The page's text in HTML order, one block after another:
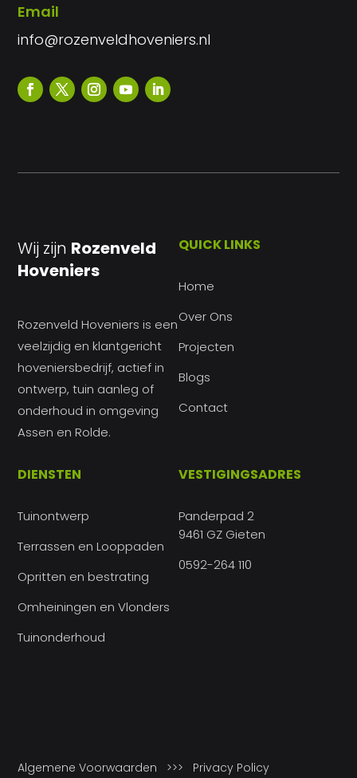
Email
info@rozenveldhoveniers.nl
Wij zijn Rozenveld
Hoveniers
Rozenveld Hoveniers is een
veelzijdig en klantgericht
hoveniersbedrijf, actief in
ontwerp, tuin aanleg of
onderhoud in omgeving
Assen en Rolde.
QUICK LINKS
Home
Over Ons
Projecten
Blogs
Contact
DIENSTEN
Tuinontwerp
Terrassen en Looppaden
Opritten en bestrating
Omheiningen en Vlonders
Tuinonderhoud
VESTIGINGSADRES
Panderpad 2
9461 GZ Gieten
0592-264 110
Algemene Voorwaarden >>> Privacy Policy